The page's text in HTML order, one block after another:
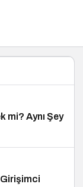
mi? Aynı Şey
Girişimci